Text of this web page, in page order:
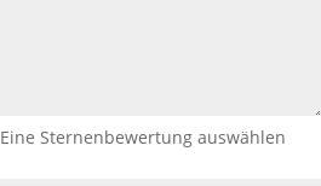
Eine Sternenbewertung auswählen